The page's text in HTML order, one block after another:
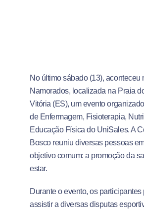
No último sábado (13), aconteceu
Namorados, localizada na Praia
Vitória (ES), um evento
de Enfermagem, Fisioterapia,
Educação Física do UniSales. A
Bosco reuniu diversas pessoas
objetivo comum: a promoção da
estar.
Durante o evento, os participantes
assistir a diversas disputas